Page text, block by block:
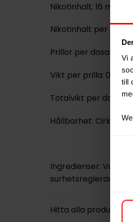
Vi
till
Nikotinhalt: 16 mg/g
Nikotinhalt per
Prillor per dosa: 20 st
Vikt per prilla: 0,71 g
Totalvikt per dosa:
Hållbarhet: Cirka
Ingredienser:
surhetsreglerande
Hitta alla produkter